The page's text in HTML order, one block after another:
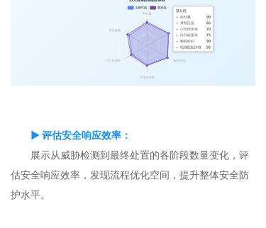
▶ 评估安全响应效率：
展示从威胁检测到最终处置的各阶段数量变化，评
估安全响应效率，发现流程优化空间，提升整体安全防
护水平。